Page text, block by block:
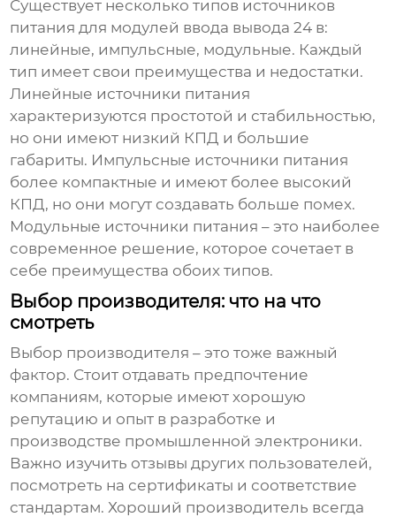
Существует несколько типов источников
питания для модулей ввода вывода 24 в:
линейные, импульсные, модульные. Каждый
тип имеет свои преимущества и недостатки.
Линейные источники питания
характеризуются простотой и стабильностью,
но они имеют низкий КПД и большие
габариты. Импульсные источники питания
более компактные и имеют более высокий
КПД, но они могут создавать больше помех.
Модульные источники питания – это наиболее
современное решение, которое сочетает в
себе преимущества обоих типов.
Выбор производителя: что на что
смотреть
Выбор производителя – это тоже важный
фактор. Стоит отдавать предпочтение
компаниям, которые имеют хорошую
репутацию и опыт в разработке и
производстве промышленной электроники.
Важно изучить отзывы других пользователей,
посмотреть на сертификаты и соответствие
стандартам. Хороший производитель всегда